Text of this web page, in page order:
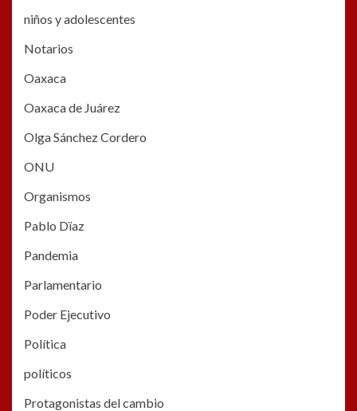
niños y adolescentes
Notarios
Oaxaca
Oaxaca de Juárez
Olga Sánchez Cordero
ONU
Organismos
Pablo Dïaz
Pandemia
Parlamentario
Poder Ejecutivo
Política
políticos
Protagonistas del cambio